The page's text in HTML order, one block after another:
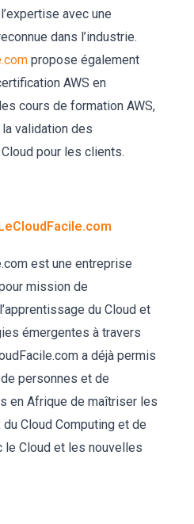
avec une
dans l’industrie.
propose également
AWS en
cours de formation AWS,
validation des
pour les clients.
LeCloudFacile.com
est une entreprise
mission de
du Cloud et
émergentes à travers
a déjà permis
personnes et de
en Afrique de maîtriser les
Cloud Computing et de
le Cloud et les nouvelles